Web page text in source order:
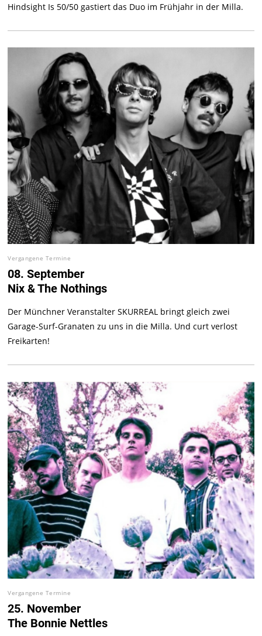
Hindsight Is 50/50 gastiert das Duo im Frühjahr in der Milla.
Vergangene Termine
08. September
Nix & The Nothings
Der Münchner Veranstalter SKURREAL bringt gleich zwei
Garage-Surf-Granaten zu uns in die Milla. Und curt verlost
Freikarten!
Vergangene Termine
25. November
The Bonnie Nettles